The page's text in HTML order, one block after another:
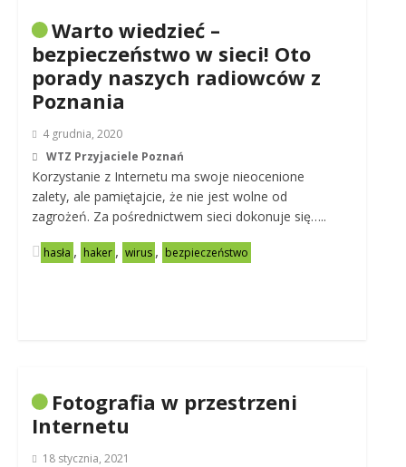
Warto wiedzieć –
bezpieczeństwo w sieci! Oto
porady naszych radiowców z
Poznania
4 grudnia, 2020
WTZ Przyjaciele Poznań
Korzystanie z Internetu ma swoje nieocenione
zalety, ale pamiętajcie, że nie jest wolne od
zagrożeń. Za pośrednictwem sieci dokonuje się…..
hasła , haker , wirus , bezpieczeństwo
Fotografia w przestrzeni
Internetu
18 stycznia, 2021